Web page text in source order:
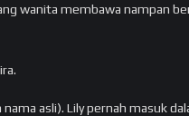
wanita membawa nampan
asli). Lily pernah masuk